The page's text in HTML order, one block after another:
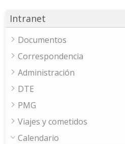
Intranet
Documentos
Correspondencia
Administración
DTE
PMG
Viajes y cometidos
Calendario